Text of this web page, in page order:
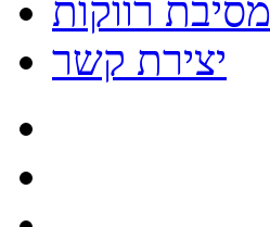
מסיבת רווקות
יצירת קשר